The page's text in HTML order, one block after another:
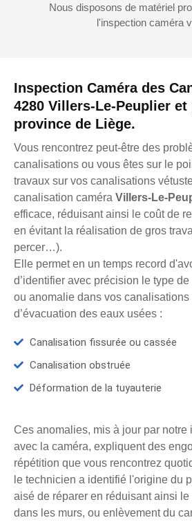
Inspection Caméra des
4280 Villers-Le-Peuplier
province de Liège.
Vous rencontrez peut-être des
canalisations ou vous êtes sur le
travaux sur vos canalisations
canalisation caméra Villers-Le-
efficace, réduisant ainsi le coût de
en évitant la réalisation de gros
percer…).
Elle permet en un temps record
d’identifier avec précision le type
ou anomalie dans vos canalisations
d’évacuation des eaux usées :
Canalisation fissurée ou cassée
Canalisation obstruée
Déformation de la tuyauterie
Ces anomalies, mis à jour par
avec la caméra, expliquent des
répétition que vous rencontrez
le technicien a identifié l'origine du
aisé de réparer en réduisant ainsi
dans les murs, ou enlèvement du
Nous disposons de matériel
l'inspection caméra